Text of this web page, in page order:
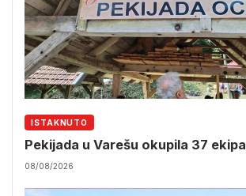
ISTAKNUTO
Pekijada u Varešu okupila 37 ekipa
08/08/2026